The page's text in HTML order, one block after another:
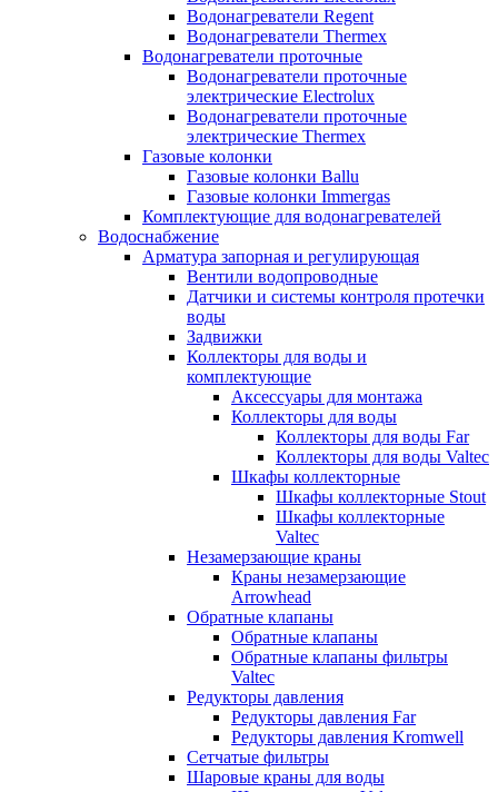
Водонагреватели Regent
Водонагреватели Thermex
Водонагреватели проточные
Водонагреватели проточные
электрические Electrolux
Водонагреватели проточные
электрические Thermex
Газовые колонки
Газовые колонки Ballu
Газовые колонки Immergas
Комплектующие для водонагревателей
Водоснабжение
Арматура запорная и регулирующая
Вентили водопроводные
Датчики и системы контроля протечки
воды
Задвижки
Коллекторы для воды и
комплектующие
Аксессуары для монтажа
Коллекторы для воды
Коллекторы для воды Far
Коллекторы для воды Valtec
Шкафы коллекторные
Шкафы коллекторные Stout
Шкафы коллекторные
Valtec
Незамерзающие краны
Краны незамерзающие
Arrowhead
Обратные клапаны
Обратные клапаны
Обратные клапаны фильтры
Valtec
Редукторы давления
Редукторы давления Far
Редукторы давления Kromwell
Сетчатые фильтры
Шаровые краны для воды